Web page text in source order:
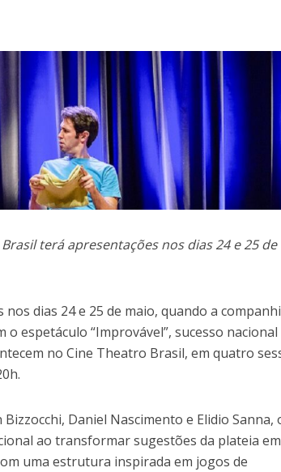
terá apresentações nos dias 24 e 25 de
dias 24 e 25 de maio, quando a
espetáculo “Improvável”, sucesso nacional
no Cine Theatro Brasil, em quatro
Daniel Nascimento e Elidio Sanna,
ao transformar sugestões da plateia em
uma estrutura inspirada em jogos de